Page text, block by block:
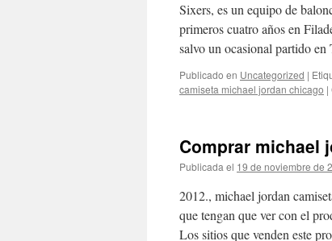
Sixers, es un equipo de
primeros cuatro años en
salvo un ocasional partido
Publicado en Uncategorized |
camiseta michael jordan chicago |
Comprar michael
Publicada el 19 de noviembre de
2012., michael jordan
que tengan que ver con el
Los sitios que venden este